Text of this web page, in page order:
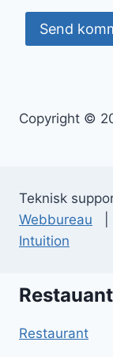
Copyright ©
Teknisk
Webbureau |
Intuition
Restaurant